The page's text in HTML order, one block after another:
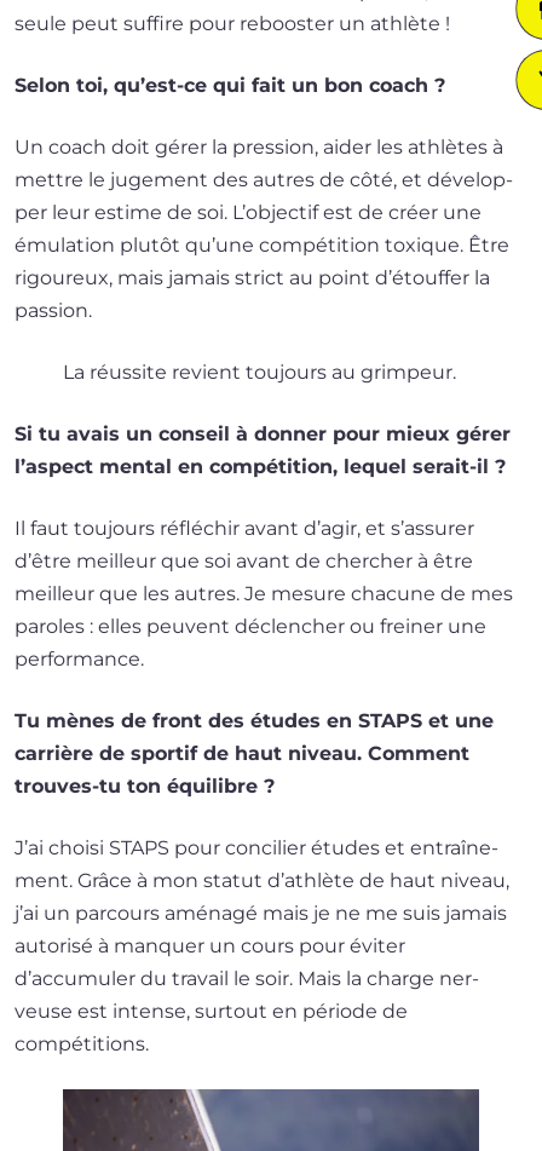
seule peut suf­fire pour reboos­ter un athlète !
Selon toi, qu’est-ce qui fait un bon coach ?
Un coach doit gérer la pres­sion, aider les ath­lètes à
mettre le juge­ment des autres de côté, et déve­lop­
per leur estime de soi. L’objectif est de créer une
ému­la­tion plu­tôt qu’une com­pé­ti­tion toxique. Être
rigou­reux, mais jamais strict au point d’étouffer la
passion.
La réus­site revient tou­jours au grimpeur.
Si tu avais un conseil à don­ner pour mieux gérer
l’aspect men­tal en com­pé­ti­tion, lequel serait-il ?
Il faut tou­jours réflé­chir avant d’agir, et s’assurer
d’être meilleur que soi avant de cher­cher à être
meilleur que les autres. Je mesure cha­cune de mes
paroles : elles peuvent déclen­cher ou frei­ner une
performance.
Tu mènes de front des études en STAPS et une
car­rière de spor­tif de haut niveau. Comment
trouves-tu ton équilibre ?
J’ai choi­si STAPS pour conci­lier études et entraî­ne­
ment. Grâce à mon sta­tut d’athlète de haut niveau,
j’ai un par­cours amé­na­gé mais je ne me suis jamais
auto­ri­sé à man­quer un cours pour évi­ter
d’accumuler du tra­vail le soir. Mais la charge ner­
veuse est intense, sur­tout en période de
compétitions.